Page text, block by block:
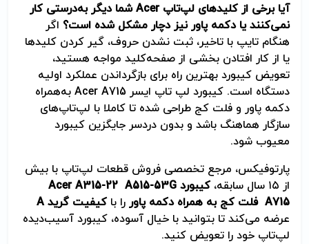
آیا برخی از کلیدهای لپ‌تاپ Acer
شما دیگر به‌درستی کار
نمی‌کنند یا دکمه پاور نیز دچار مشکل شده است؟ اگر
هنگام تایپ با تاخیر، ثبت نشدن حروف، گیر کردن کلیدها
یا از کار افتادن بخشی از صفحه‌کلید مواجه هستید،
تعویض کیبورد بهترین راه برای بازگرداندن عملکرد اولیه
دستگاه است. کیبورد لپ تاپ ایسر Acer A715 به‌همراه
دکمه پاور و فلت کج طراحی شده تا کاملا با لپ‌تاپ‌های
سازگار هماهنگ باشد و بدون دردسر جایگزین کیبورد
معیوب شود.
پارتوفیکس، مرجع تخصصی فروش قطعات لپ‌تاپ با بیش
از ۱۵ سال سابقه،
کیبورد Acer A315-22 A515-53G
A715 فلت کج به همراه دکمه پاور را باکیفیت گریدA
عرضه می‌کند تا بتوانید با خیال آسوده، کیبورد آسیب‌دیده
لپ‌تاپ خود را تعویض کنید.